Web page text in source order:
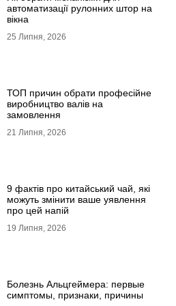
автоматизації рулонних штор на
вікна
25 Липня, 2026
ТОП причин обрати професійне
виробництво валів на
замовлення
21 Липня, 2026
9 фактів про китайський чай, які
можуть змінити ваше уявлення
про цей напій
19 Липня, 2026
Болезнь Альцгеймера: первые
симптомы, признаки, причины